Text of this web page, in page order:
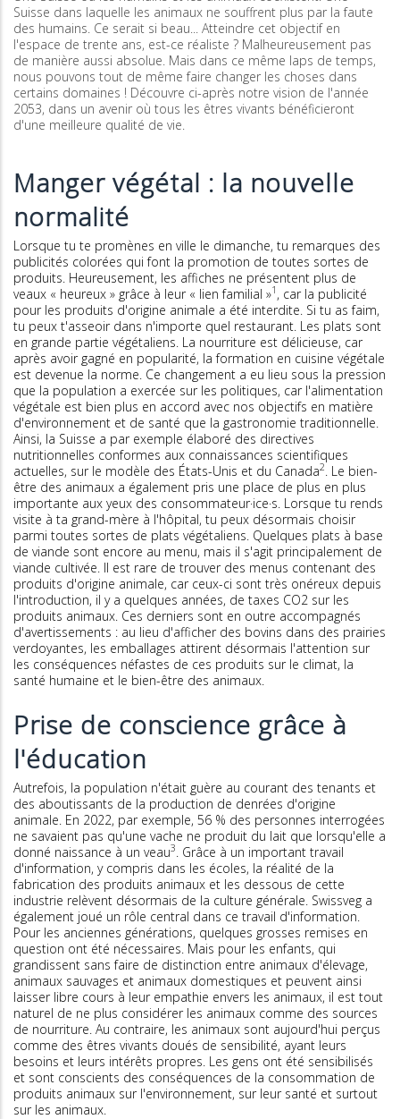
Suisse dans laquelle les animaux ne souffrent plus par la faute
des humains. Ce serait si beau... Atteindre cet objectif en
l'espace de trente ans, est-ce réaliste ? Malheureusement pas
de manière aussi absolue. Mais dans ce même laps de temps,
nous pouvons tout de même faire changer les choses dans
certains domaines ! Découvre ci-après notre vision de l'année
2053, dans un avenir où tous les êtres vivants bénéficieront
d'une meilleure qualité de vie.
Manger végétal : la nouvelle
normalité
Lorsque tu te promènes en ville le dimanche, tu remarques des
publicités colorées qui font la promotion de toutes sortes de
produits. Heureusement, les affiches ne présentent plus de
veaux « heureux » grâce à leur « lien familial »1 , car la publicité
pour les produits d'origine animale a été interdite. Si tu as faim,
tu peux t'asseoir dans n'importe quel restaurant. Les plats sont
en grande partie végétaliens. La nourriture est délicieuse, car
après avoir gagné en popularité, la formation en cuisine végétale
est devenue la norme. Ce changement a eu lieu sous la pression
que la population a exercée sur les politiques, car l'alimentation
végétale est bien plus en accord avec nos objectifs en matière
d'environnement et de santé que la gastronomie traditionnelle.
Ainsi, la Suisse a par exemple élaboré des directives
nutritionnelles conformes aux connaissances scientifiques
actuelles, sur le modèle des États-Unis et du Canada2
. Le bien-
être des animaux a également pris une place de plus en plus
importante aux yeux des consommateur·ice·s. Lorsque tu rends
visite à ta grand-mère à l'hôpital, tu peux désormais choisir
parmi toutes sortes de plats végétaliens. Quelques plats à base
de viande sont encore au menu, mais il s'agit principalement de
viande cultivée. Il est rare de trouver des menus contenant des
produits d'origine animale, car ceux-ci sont très onéreux depuis
l'introduction, il y a quelques années, de taxes CO2 sur les
produits animaux. Ces derniers sont en outre accompagnés
d'avertissements : au lieu d'afficher des bovins dans des prairies
verdoyantes, les emballages attirent désormais l'attention sur
les conséquences néfastes de ces produits sur le climat, la
santé humaine et le bien-être des animaux.
Prise de conscience grâce à
l'éducation
Autrefois, la population n'était guère au courant des tenants et
des aboutissants de la production de denrées d'origine
animale. En 2022, par exemple, 56 % des personnes interrogées
ne savaient pas qu'une vache ne produit du lait que lorsqu'elle a
donné naissance à un veau3
. Grâce à un important travail
d'information, y compris dans les écoles, la réalité de la
fabrication des produits animaux et les dessous de cette
industrie relèvent désormais de la culture générale. Swissveg a
également joué un rôle central dans ce travail d'information.
Pour les anciennes générations, quelques grosses remises en
question ont été nécessaires. Mais pour les enfants, qui
grandissent sans faire de distinction entre animaux d'élevage,
animaux sauvages et animaux domestiques et peuvent ainsi
laisser libre cours à leur empathie envers les animaux, il est tout
naturel de ne plus considérer les animaux comme des sources
de nourriture. Au contraire, les animaux sont aujourd'hui perçus
comme des êtres vivants doués de sensibilité, ayant leurs
besoins et leurs intérêts propres. Les gens ont été sensibilisés
et sont conscients des conséquences de la consommation de
produits animaux sur l'environnement, sur leur santé et surtout
sur les animaux.